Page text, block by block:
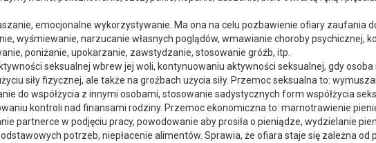
emocjonalne wykorzystywanie. Ma ona na celu pozbawienie ofiary zaufania
wyśmiewanie, narzucanie własnych poglądów, wmawianie choroby psychicznej,
poniżanie, upokarzanie, zawstydzanie, stosowanie gróźb, itp.
seksualnej wbrew jej woli, kontynuowaniu aktywności seksualnej, gdy
siły fizycznej, ale także na groźbach użycia siły. Przemoc seksualna to:
do współżycia z innymi osobami, stosowanie sadystycznych form współżycia
kontroli nad finansami rodziny. Przemoc ekonomiczna to: marnotrawienie
partnerce w podjęciu pracy, powodowanie aby prosiła o pieniądze, wydzielanie
potrzeb, niepłacenie alimentów. Sprawia, że ofiara staje się zależna od